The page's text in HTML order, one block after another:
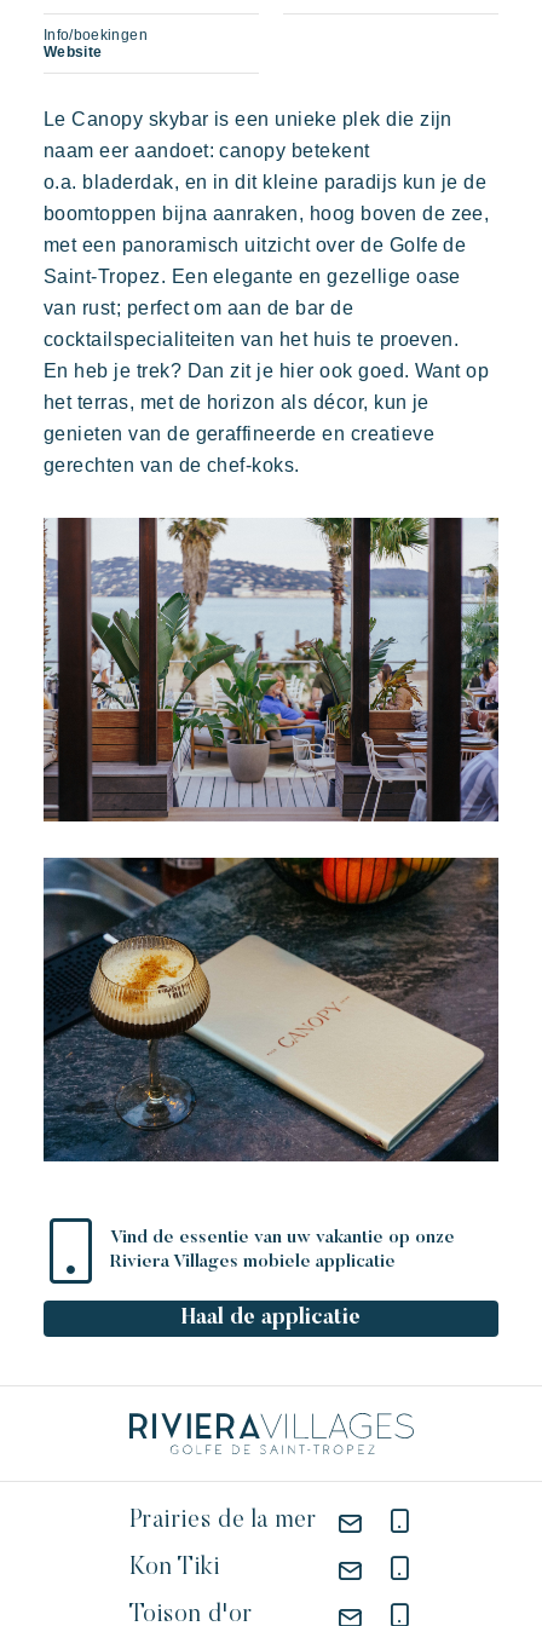
Exotisch Vrolijk Onvergetelijk
Polynesisch geïnspireerde Lodges, een adembenemend
uitzicht op Saint Tropez, een uitzonderlijke locatie.
Kon Tiki
Feestelijk Tropisch paradijs Ontsnap aan
Een idyllische omgeving direct gelegen aan het beroemde
Toison d'or
Elegant Authentiek Vertrouwelijk
Een wild en kleurrijk paradijs
Uw volgende vakantie
Deel in familie
De tijd nemen
Evenementen & festivals
Riviera Villages applicatie
Onze aanbiedingen
Neem contact met ons op
Boeken
Info/boekingen
Website
Vind de essentie van uw vakantie op onze
Riviera Villages mobiele applicatie
Haal de applicatie
Le Canopy skybar is een unieke plek die zijn
naam eer aandoet: canopy betekent
o.a. bladerdak, en in dit kleine paradijs kun je de
boomtoppen bijna aanraken, hoog boven de zee,
met een panoramisch uitzicht over de Golfe de
Saint-Tropez. Een elegante en gezellige oase
van rust; perfect om aan de bar de
cocktailspecialiteiten van het huis te proeven.
En heb je trek? Dan zit je hier ook goed. Want op
het terras, met de horizon als décor, kun je
genieten van de geraffineerde en creatieve
gerechten van de chef-koks.
Prairies de la mer
Kon Tiki
Toison d'or